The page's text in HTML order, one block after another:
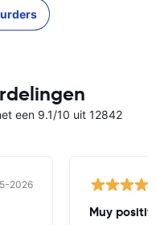
een 9.1/10 uit 12842
2026
Muy